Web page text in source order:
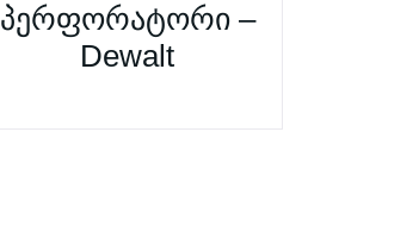
პერფორატორი –
Dewalt